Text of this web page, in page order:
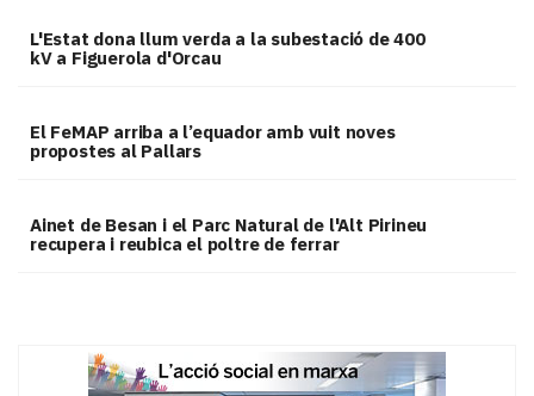
L'Estat dona llum verda a la subestació de 400
kV a Figuerola d'Orcau
El FeMAP arriba a l’equador amb vuit noves
propostes al Pallars
Ainet de Besan i el Parc Natural de l'Alt Pirineu
recupera i reubica el poltre de ferrar